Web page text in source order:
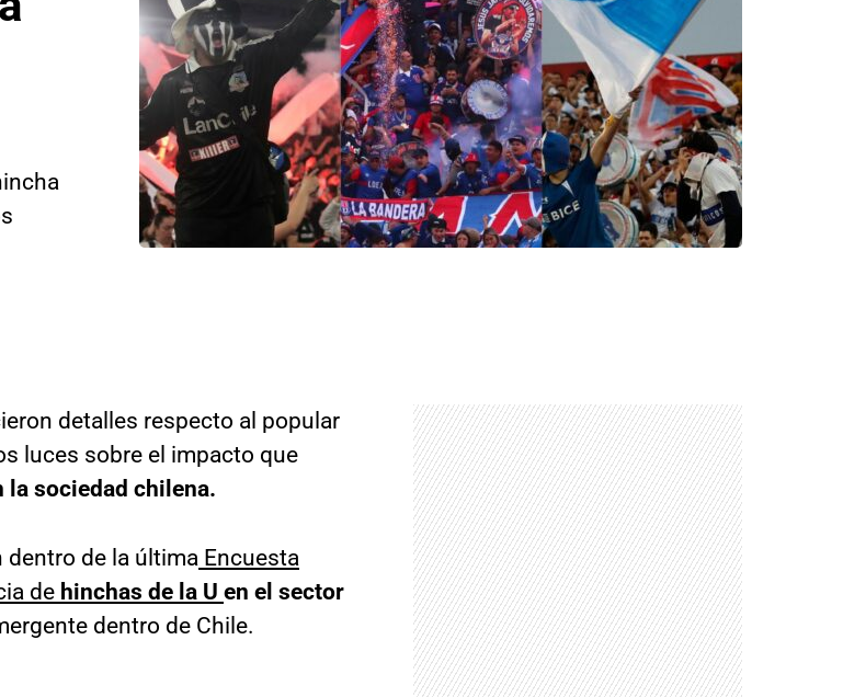
detalles respecto al popular
luces sobre el impacto que
la sociedad chilena.
dentro de la última Encuesta
de hinchas de la U en el sector
dentro de Chile.